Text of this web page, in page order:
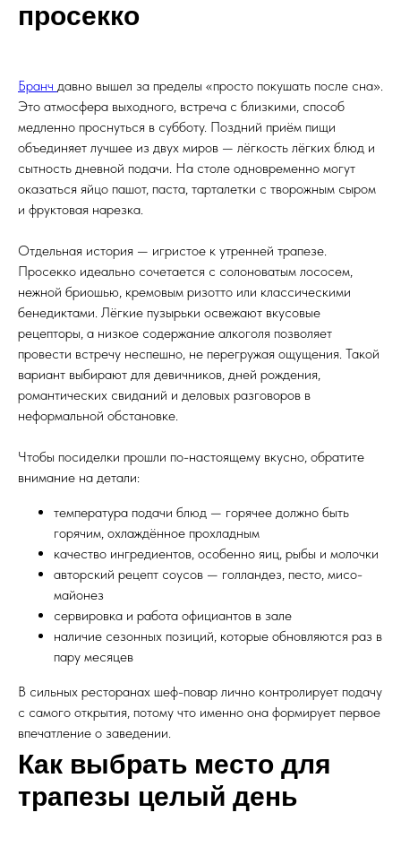
просекко
Бранч давно вышел за пределы «просто покушать после сна».
Это атмосфера выходного, встреча с близкими, способ
медленно проснуться в субботу. Поздний приём пищи
объединяет лучшее из двух миров — лёгкость лёгких блюд и
сытность дневной подачи. На столе одновременно могут
оказаться яйцо пашот, паста, тарталетки с творожным сыром
и фруктовая нарезка.
Отдельная история — игристое к утренней трапезе.
Просекко идеально сочетается с солоноватым лососем,
нежной бриошью, кремовым ризотто или классическими
бенедиктами. Лёгкие пузырьки освежают вкусовые
рецепторы, а низкое содержание алкоголя позволяет
провести встречу неспешно, не перегружая ощущения. Такой
вариант выбирают для девичников, дней рождения,
романтических свиданий и деловых разговоров в
неформальной обстановке.
Чтобы посиделки прошли по-настоящему вкусно, обратите
внимание на детали:
температура подачи блюд — горячее должно быть
горячим, охлаждённое прохладным
качество ингредиентов, особенно яиц, рыбы и молочки
авторский рецепт соусов — голландез, песто, мисо-
майонез
сервировка и работа официантов в зале
наличие сезонных позиций, которые обновляются раз в
пару месяцев
В сильных ресторанах шеф-повар лично контролирует подачу
с самого открытия, потому что именно она формирует первое
впечатление о заведении.
Как выбрать место для
трапезы целый день